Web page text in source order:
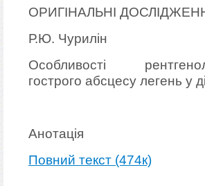
ОРИГІНАЛЬНІ
Р.Ю. Чурилін
Особливості
гострого абсцесу легень у
Анотація
Повний текст (474к)